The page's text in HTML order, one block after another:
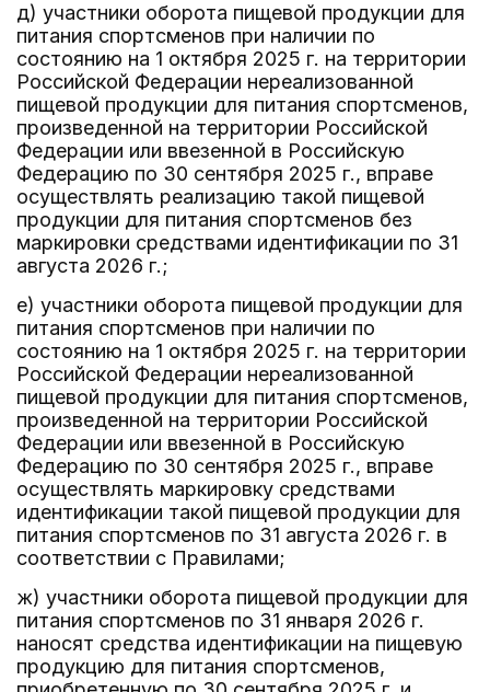
д) участники оборота пищевой продукции для
питания спортсменов при наличии по
состоянию на 1 октября 2025 г. на территории
Российской Федерации нереализованной
пищевой продукции для питания спортсменов,
произведенной на территории Российской
Федерации или ввезенной в Российскую
Федерацию по 30 сентября 2025 г., вправе
осуществлять реализацию такой пищевой
продукции для питания спортсменов без
маркировки средствами идентификации по 31
августа 2026 г.;
е) участники оборота пищевой продукции для
питания спортсменов при наличии по
состоянию на 1 октября 2025 г. на территории
Российской Федерации нереализованной
пищевой продукции для питания спортсменов,
произведенной на территории Российской
Федерации или ввезенной в Российскую
Федерацию по 30 сентября 2025 г., вправе
осуществлять маркировку средствами
идентификации такой пищевой продукции для
питания спортсменов по 31 августа 2026 г. в
соответствии с Правилами;
ж) участники оборота пищевой продукции для
питания спортсменов по 31 января 2026 г.
наносят средства идентификации на пищевую
продукцию для питания спортсменов,